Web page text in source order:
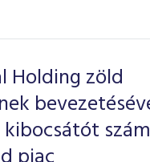
Holding zöld